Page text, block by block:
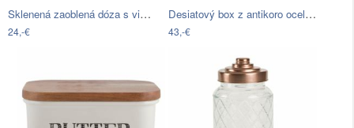
Sklenená zaoblená dóza s viečkom Kilner…
24,-€
Desiatový box z antikoro ocele so…
43,-€